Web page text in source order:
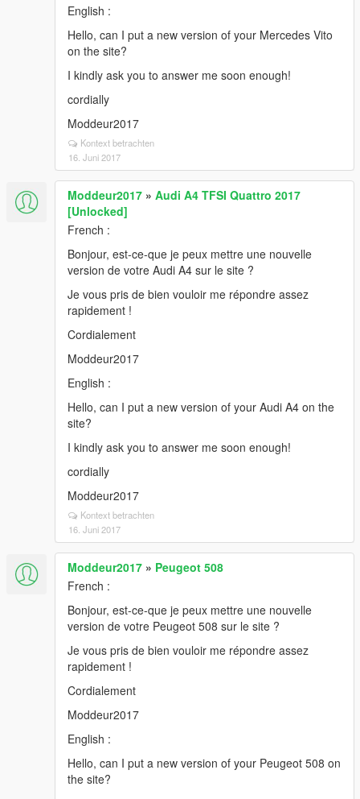
English :
Hello, can I put a new version of your Mercedes Vito
on the site?
I kindly ask you to answer me soon enough!
cordially
Moddeur2017
Kontext betrachten
16. Juni 2017
Moddeur2017 » Audi A4 TFSI Quattro 2017
[Unlocked]
French :
Bonjour, est-ce-que je peux mettre une nouvelle
version de votre Audi A4 sur le site ?
Je vous pris de bien vouloir me répondre assez
rapidement !
Cordialement
Moddeur2017
English :
Hello, can I put a new version of your Audi A4 on the
site?
I kindly ask you to answer me soon enough!
cordially
Moddeur2017
Kontext betrachten
16. Juni 2017
Moddeur2017 » Peugeot 508
French :
Bonjour, est-ce-que je peux mettre une nouvelle
version de votre Peugeot 508 sur le site ?
Je vous pris de bien vouloir me répondre assez
rapidement !
Cordialement
Moddeur2017
English :
Hello, can I put a new version of your Peugeot 508 on
the site?